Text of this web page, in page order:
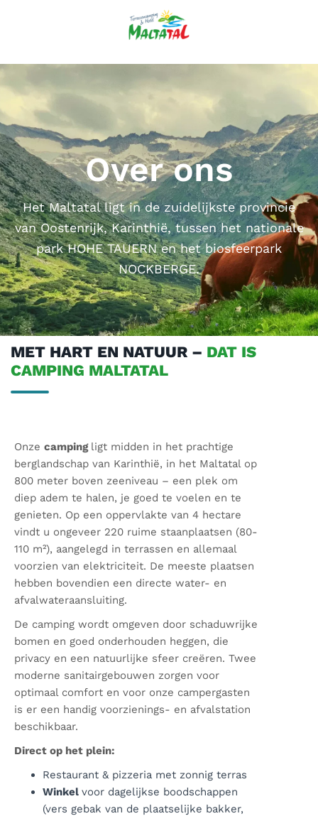
Over ons
Het Maltatal ligt in de zuidelijkste provincie
van Oostenrijk, Karinthië, tussen het nationale
park HOHE TAUERN en het biosfeerpark
NOCKBERGE.
MET HART EN NATUUR – DAT IS
CAMPING MALTATAL
Onze camping ligt midden in het prachtige
berglandschap van Karinthië, in het Maltatal op
800 meter boven zeeniveau – een plek om
diep adem te halen, je goed te voelen en te
genieten. Op een oppervlakte van 4 hectare
vindt u ongeveer 220 ruime staanplaatsen (80-
110 m²), aangelegd in terrassen en allemaal
voorzien van elektriciteit. De meeste plaatsen
hebben bovendien een directe water- en
afvalwateraansluiting.
De camping wordt omgeven door schaduwrijke
bomen en goed onderhouden heggen, die
privacy en een natuurlijke sfeer creëren. Twee
moderne sanitairgebouwen zorgen voor
optimaal comfort en voor onze campergasten
is er een handig voorzienings- en afvalstation
beschikbaar.
Direct op het plein:
Restaurant & pizzeria met zonnig terras
Winkel voor dagelijkse boodschappen
(vers gebak van de plaatselijke bakker,